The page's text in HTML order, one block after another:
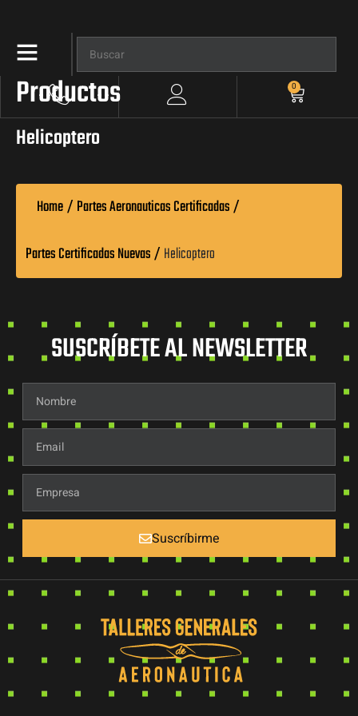
0
Productos
Helicoptero
Home/ Partes Aeronauticas Certificadas/
Partes Certificadas Nuevas/ Helicoptero
SUSCRÍBETE AL NEWSLETTER
Suscríbirme